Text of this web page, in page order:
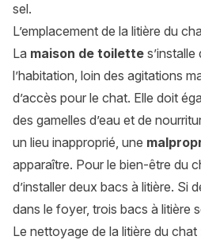
sel.
L’emplacement de la litière du
La maison de toilette
l’habitation, loin des agitations
d’accès pour le chat. Elle doit
des gamelles d’eau et de
un lieu inapproprié, une
apparaître. Pour le bien-être du
d’installer deux bacs à litière. Si
dans le foyer, trois bacs à litière
Le nettoyage de la litière du